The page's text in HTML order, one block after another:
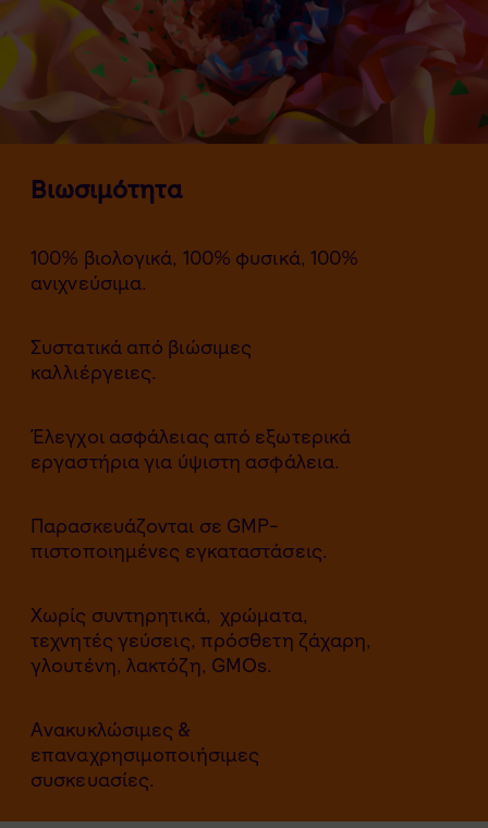
Βιωσιμότητα
100% βιολογικά, 100% φυσικά, 100%
ανιχνεύσιμα.
Συστατικά από βιώσιμες
καλλιέργειες.
Έλεγχοι ασφάλειας από εξωτερικά
εργαστήρια για ύψιστη ασφάλεια.
Παρασκευάζονται σε GMP-
πιστοποιημένες εγκαταστάσεις.
Χωρίς συντηρητικά, χρώματα,
τεχνητές γεύσεις, πρόσθετη ζάχαρη,
γλουτένη, λακτόζη, GMOs.
Ανακυκλώσιμες &
επαναχρησιμοποιήσιμες
συσκευασίες.